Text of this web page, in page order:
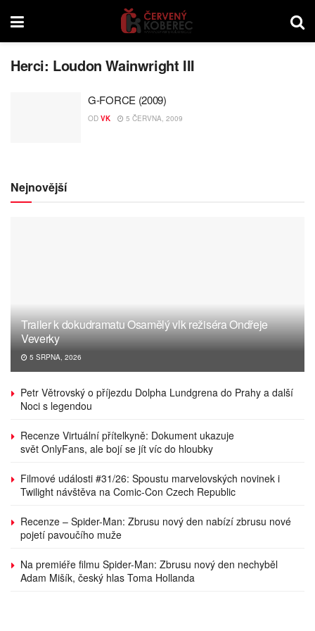
Herci: Loudon Wainwright III
G-FORCE (2009)
OD VK 5 ČERVNA, 2009
Nejnovější
Trailer k dokudramatu Osamělý vlk režiséra Ondřeje
Veverky
5 SRPNA, 2026
Petr Větrovský o příjezdu Dolpha Lundgrena do Prahy a další
Noci s legendou
Recenze Virtuální přítelkyně: Dokument ukazuje
svět OnlyFans, ale bojí se jít víc do hloubky
Filmové události #31/26: Spoustu marvelovských novinek i
Twilight návštěva na Comic-Con Czech Republic
Recenze – Spider-Man: Zbrusu nový den nabízí zbrusu nové
pojetí pavoučího muže
Na premiéře filmu Spider-Man: Zbrusu nový den nechyběl
Adam Mišík, český hlas Toma Hollanda